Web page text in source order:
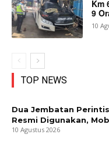
Km
9
10
TOP NEWS
Dua Jembatan
Resmi Digunakan,
10 Agustus 2026